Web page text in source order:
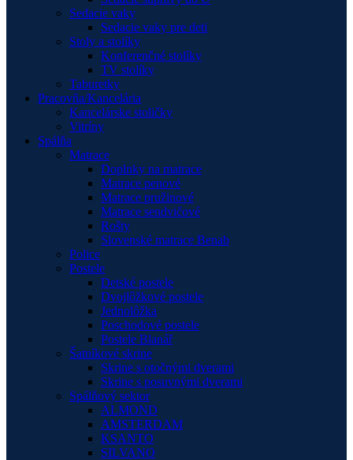
Sedacie vaky
Sedacie vaky pre deti
Stoly a stolíky
Konferenčné stolíky
TV stolíky
Taburetky
Pracovňa/Kancelária
Kancelárske stoličky
Vitríny
Spálňa
Matrace
Doplnky na matrace
Matrace penové
Matrace pružinové
Matrace sendvičové
Rošty
Slovenské matrace Benab
Police
Postele
Detské postele
Dvojlôžkové postele
Jednolôžka
Poschodové postele
Postele Blanář
Šatníkové skrine
Skrine s otočnými dverami
Skrine s posuvnými dverami
Spálňový sektor
ALMOND
AMSTERDAM
KSANTO
SILVANO